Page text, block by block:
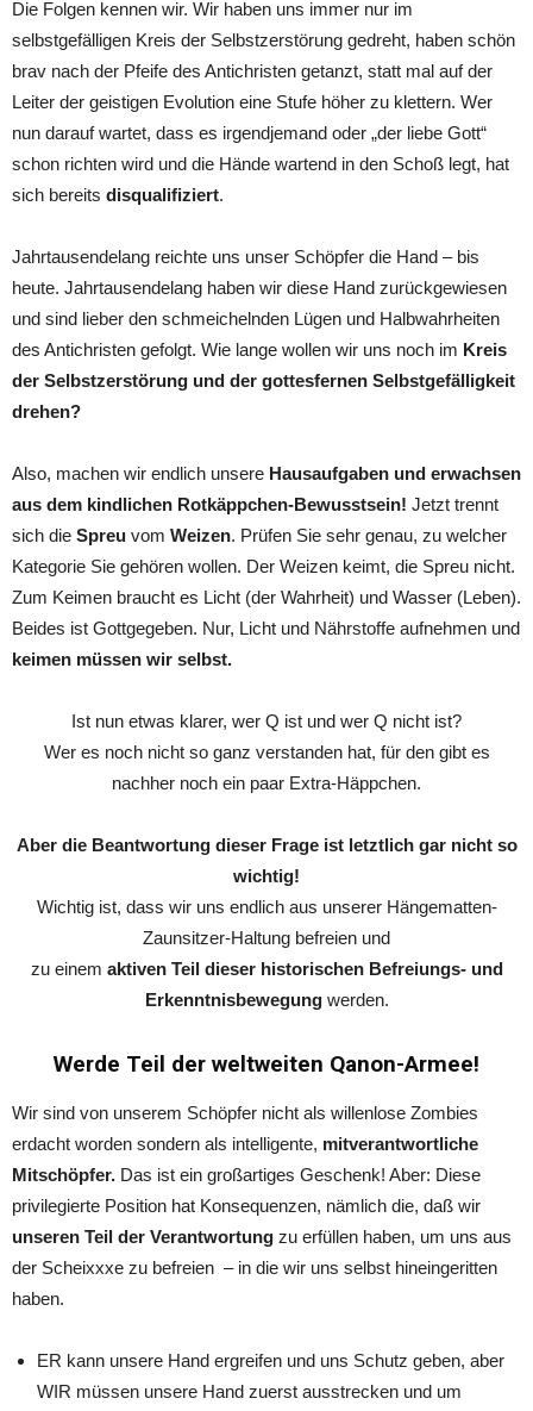
Die Folgen kennen wir. Wir haben uns immer nur im
selbstgefälligen Kreis der Selbstzerstörung gedreht, haben schön
brav nach der Pfeife des Antichristen getanzt, statt mal auf der
Leiter der geistigen Evolution eine Stufe höher zu klettern. Wer
nun darauf wartet, dass es irgendjemand oder „der liebe Gott“
schon richten wird und die Hände wartend in den Schoß legt, hat
sich bereits disqualifiziert.
Jahrtausendelang reichte uns unser Schöpfer die Hand – bis
heute. Jahrtausendelang haben wir diese Hand zurückgewiesen
und sind lieber den schmeichelnden Lügen und Halbwahrheiten
des Antichristen gefolgt. Wie lange wollen wir uns noch im Kreis
der Selbstzerstörung und der gottesfernen Selbstgefälligkeit
drehen?
Also, machen wir endlich unsere Hausaufgaben und erwachsen
aus dem kindlichen Rotkäppchen-Bewusstsein! Jetzt trennt
sich die Spreu vom Weizen. Prüfen Sie sehr genau, zu welcher
Kategorie Sie gehören wollen. Der Weizen keimt, die Spreu nicht.
Zum Keimen braucht es Licht (der Wahrheit) und Wasser (Leben).
Beides ist Gottgegeben. Nur, Licht und Nährstoffe aufnehmen und
keimen müssen wir selbst.
Ist nun etwas klarer, wer Q ist und wer Q nicht ist?
Wer es noch nicht so ganz verstanden hat, für den gibt es
nachher noch ein paar Extra-Häppchen.
Aber die Beantwortung dieser Frage ist letztlich gar nicht so
wichtig!
Wichtig ist, dass wir uns endlich aus unserer Hängematten-
Zaunsitzer-Haltung befreien und
zu einem aktiven Teil dieser historischen Befreiungs- und
Erkenntnisbewegungwerden.
Werde Teil der weltweiten Qanon-Armee!
Wir sind von unserem Schöpfer nicht als willenlose Zombies
erdacht worden sondern als intelligente, mitverantwortliche
Mitschöpfer. Das ist ein großartiges Geschenk! Aber: Diese
privilegierte Position hat Konsequenzen, nämlich die, daß wir
unseren Teil der Verantwortung zu erfüllen haben, um uns aus
der Scheixxxe zu befreien – in die wir uns selbst hineingeritten
haben.
ER kann unsere Hand ergreifen und uns Schutz geben, aber
WIR müssen unsere Hand zuerst ausstrecken und um